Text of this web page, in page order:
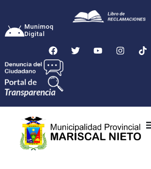
Munimoq
Digital